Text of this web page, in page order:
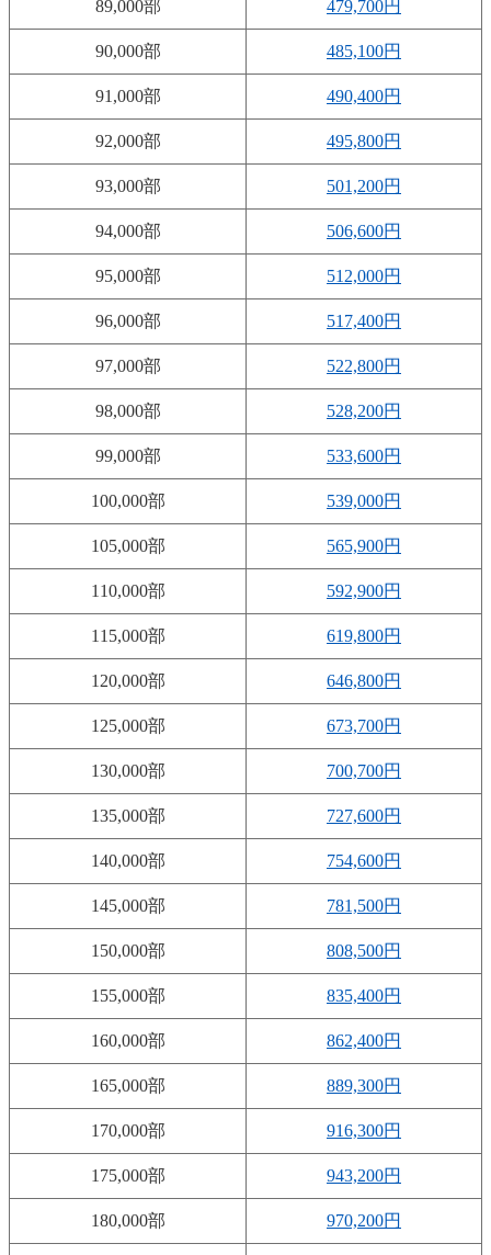
89,000部 479,700円
90,000部 485,100円
91,000部 490,400円
92,000部 495,800円
93,000部 501,200円
94,000部 506,600円
95,000部 512,000円
96,000部 517,400円
97,000部 522,800円
98,000部 528,200円
99,000部 533,600円
100,000部 539,000円
105,000部 565,900円
110,000部 592,900円
115,000部 619,800円
120,000部 646,800円
125,000部 673,700円
130,000部 700,700円
135,000部 727,600円
140,000部 754,600円
145,000部 781,500円
150,000部 808,500円
155,000部 835,400円
160,000部 862,400円
165,000部 889,300円
170,000部 916,300円
175,000部 943,200円
180,000部 970,200円